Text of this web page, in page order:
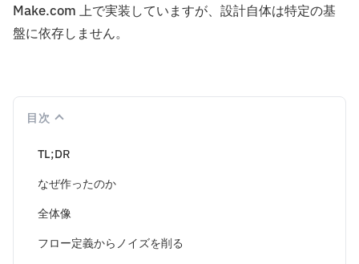
Make.com 上で実装していますが、設計自体は特定の基
盤に依存しません。
目次
TL;DR
なぜ作ったのか
全体像
フロー定義からノイズを削る